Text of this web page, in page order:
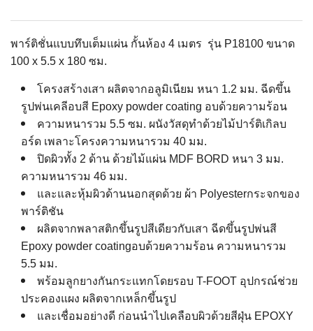
พาร์ติชั่นแบบทึบเต็มแผ่น กั้นห้อง 4 เมตร รุ่น P18100 ขนาด
100 x 5.5 x 180 ซม.
โครงสร้างเสา ผลิตจากอลูมิเนียม หนา 1.2 มม. ฉีดขึ้น
รูปพ่นเคลีอบสี Epoxy powder coating อบด้วยความร้อน
ความหนารวม 5.5 ซม. ผนังวัสดุทำด้วยไม้ปาร์ติเกิลบ
อร์ด เพลาะโครงความหนารวม 40 มม.
ปิดผิวทั้ง 2 ด้าน ด้วยไม้แผ่น MDF BORD หนา 3 มม.
ความหนารวม 46 มม.
และและหุ้มผิวด้านนอกสุดด้วย ผ้า Polyesterกระจกของ
พาร์ติชัน
ผลิตจากพลาสติกขึ้นรูปสีเดียวกับเสา ฉีดขึ้นรูปพ่นสี
Epoxy powder coatingอบด้วยความร้อน ความหนารวม
5.5 มม.
พร้อมลูกยางกันกระแทกโดยรอบ T-FOOT อุปกรณ์ช่วย
ประคองแผง ผลิตจากเหล็กขึ้นรูป
และเชื่อมอย่างดี ก่อนนำไปเคลือบผิวด้วยสีฝุ่น EPOXY